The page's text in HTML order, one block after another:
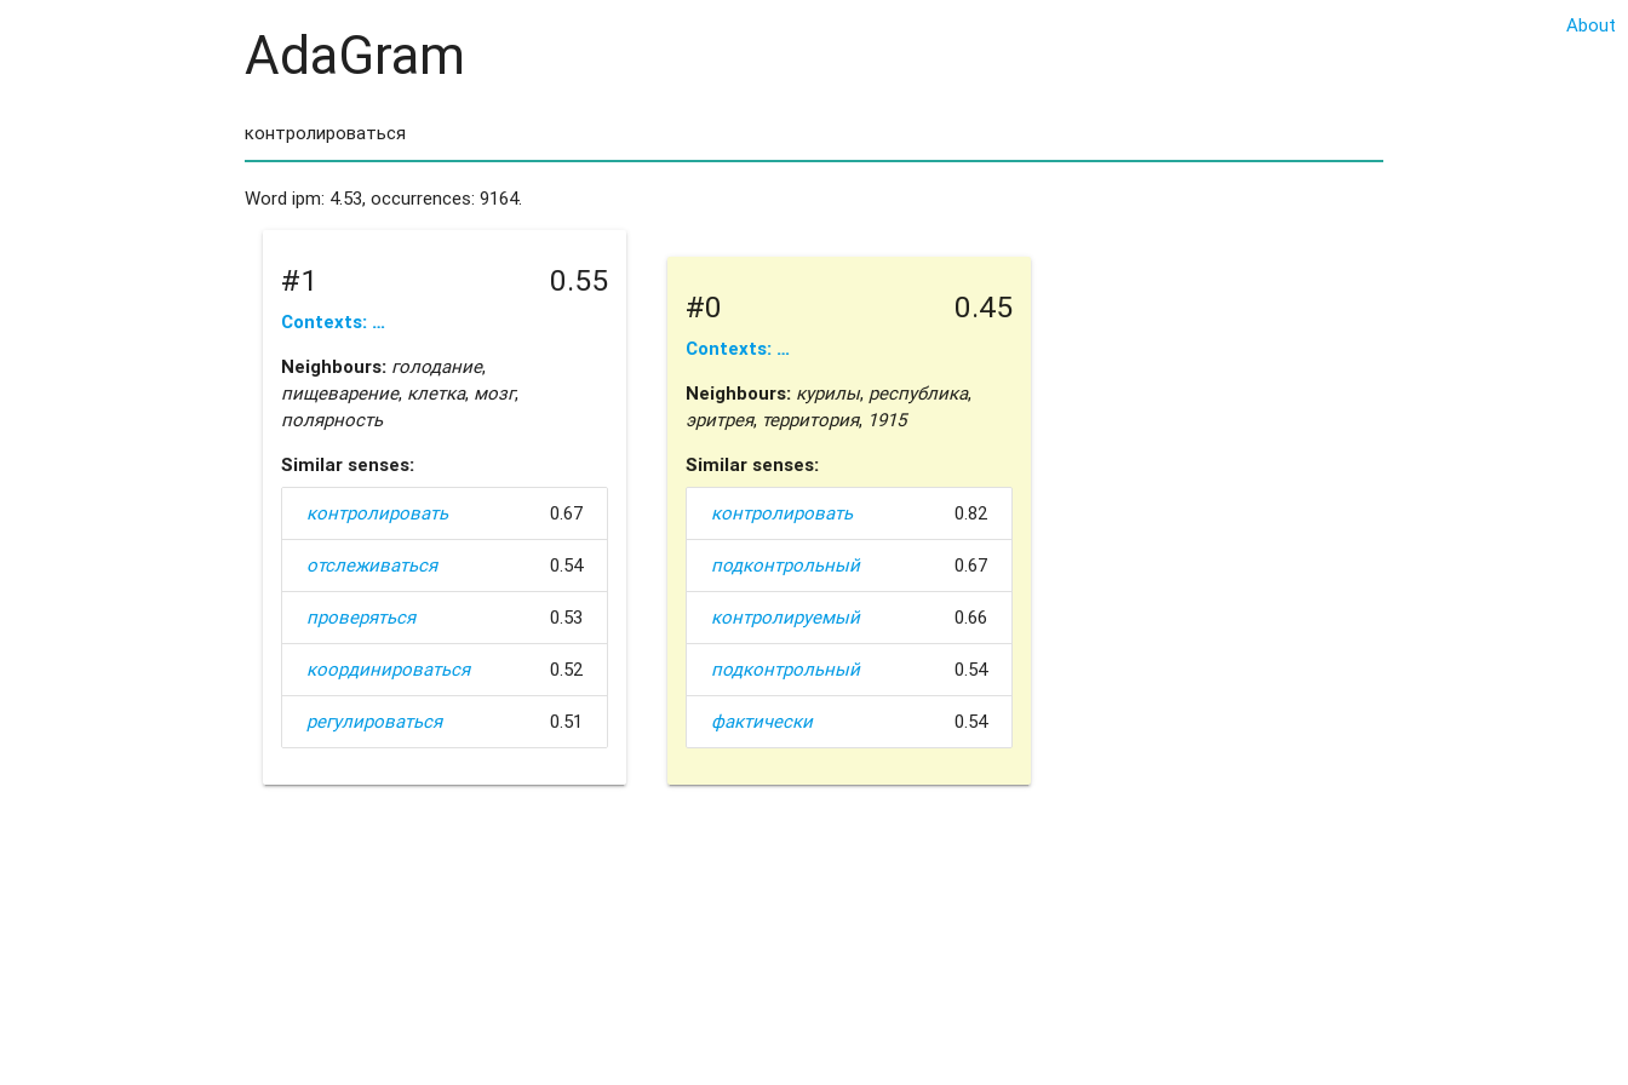
About
AdaGram
Word ipm: 4.53, occurrences: 9164.
#1 0.55
Contexts: …
Neighbours: голодание,
пищеварение, клетка, мозг,
полярность
Similar senses:
контролировать 0.67
отслеживаться 0.54
проверяться 0.53
координироваться 0.52
регулироваться 0.51
#0 0.45
Contexts: …
Neighbours: курилы, республика,
эритрея, территория, 1915
Similar senses:
контролировать 0.82
подконтрольный 0.67
контролируемый 0.66
подконтрольный 0.54
фактически 0.54